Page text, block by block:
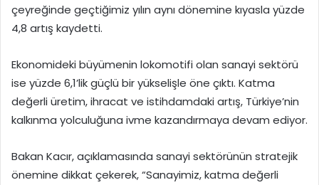
çeyreğinde geçtiğimiz yılın aynı dönemine kıyasla yüzde
4,8 artış kaydetti.
Ekonomideki büyümenin lokomotifi olan sanayi sektörü
ise yüzde 6,1’lik güçlü bir yükselişle öne çıktı. Katma
değerli üretim, ihracat ve istihdamdaki artış, Türkiye’nin
kalkınma yolculuğuna ivme kazandırmaya devam ediyor.
Bakan Kacır, açıklamasında sanayi sektörünün stratejik
önemine dikkat çekerek, “Sanayimiz, katma değerli